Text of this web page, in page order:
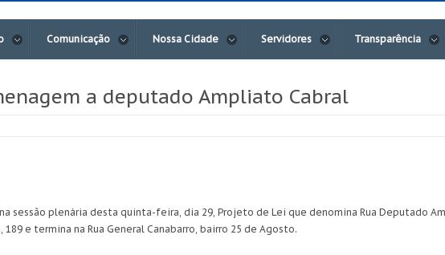
Comunicação Nossa Cidade Servidores Transparência
a deputado Ampliato Cabral
sessão plenária desta quinta-feira, dia 29, Projeto de Lei que denomina Rua Deputado
e termina na Rua General Canabarro, bairro 25 de Agosto.